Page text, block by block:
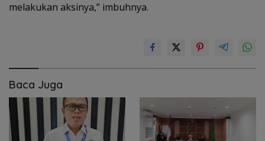
melakukan aksinya,” imbuhnya.
Baca Juga